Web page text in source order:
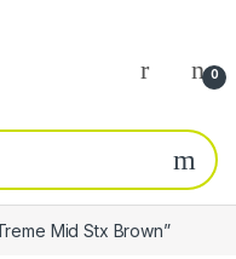
0
Mid Stx Brown”